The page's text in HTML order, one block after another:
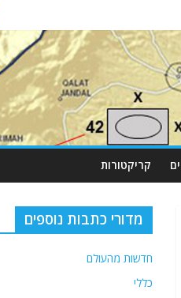
קריקטורות
מדורי כתבות נוספים
חדשות מהעולם
כללי